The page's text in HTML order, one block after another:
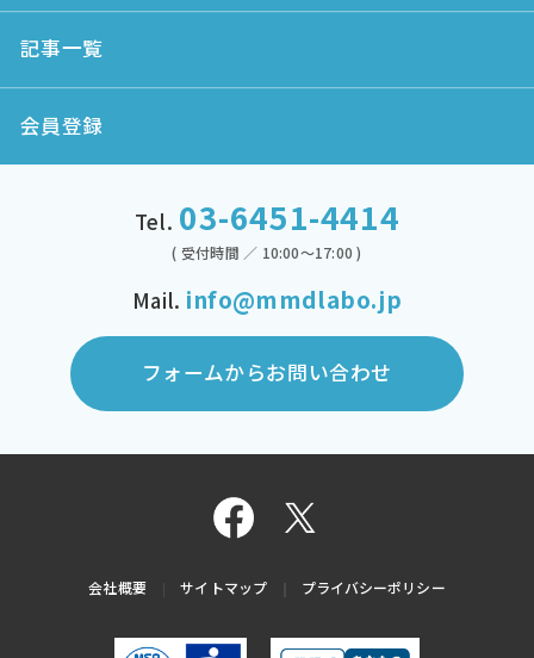
記事一覧
会員登録
Tel. 03-6451-4414
( 受付時間 ／ 10:00～17:00 )
Mail. info@mmdlabo.jp
フォームからお問い合わせ
会社概要 サイトマップ プライバシーポリシー